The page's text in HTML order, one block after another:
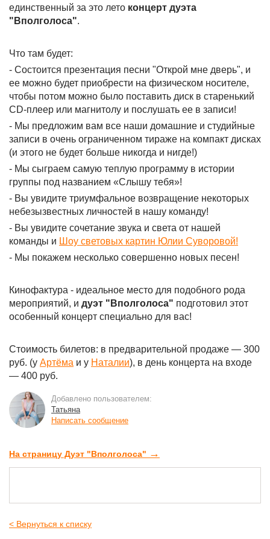
единственный за это лето концерт дуэта
"Вполголоса".
Что там будет:
- Состоится презентация песни "Открой мне дверь", и
ее можно будет приобрести на физическом носителе,
чтобы потом можно было поставить диск в старенький
CD-плеер или магнитолу и послушать ее в записи!
- Мы предложим вам все наши домашние и студийные
записи в очень ограниченном тираже на компакт дисках
(и этого не будет больше никогда и нигде!)
- Мы сыграем самую теплую программу в истории
группы под названием «Слышу тебя»!
- Вы увидите триумфальное возвращение некоторых
небезызвестных личностей в нашу команду!
- Вы увидите сочетание звука и света от нашей
команды и Шоу световых картин Юлии Суворовой!
- Мы покажем несколько совершенно новых песен!
Кинофактура - идеальное место для подобного рода
мероприятий, и дуэт "Вполголоса" подготовил этот
особенный концерт специально для вас!
Стоимость билетов: в предварительной продаже — 300
руб. (у Артёма и у Наталии), в день концерта на входе
— 400 руб.
Добавлено пользователем:
Татьяна
Написать сообщение
На страницу Дуэт "Вполголоса" →
< Вернуться к списку